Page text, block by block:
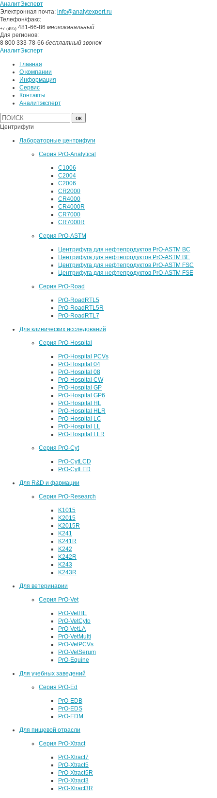
АналитЭксперт
Электронная почта: info@analytexpert.ru
Телефон/факс:
+7 (495) 481-66-86 многоканальный
Для регионов:
8 800 333-78-66 бесплатный звонок
АналитЭксперт
Главная
О компании
Информация
Сервис
Контакты
Аналитэксперт
Центрифуги
Лабораторные центрифуги
Серия PrO-Analytical
C1006
C2004
C2006
CR2000
CR4000
CR4000R
CR7000
CR7000R
Серия PrO-ASTM
Центрифуга для нефтепродуктов PrO-ASTM BC
Центрифуга для нефтепродуктов PrO-ASTM BE
Центрифуга для нефтепродуктов PrO-ASTM FSC
Центрифуга для нефтепродуктов PrO-ASTM FSE
Серия PrO-Road
PrO-RoadRTL5
PrO-RoadRTL5R
PrO-RoadRTL7
Для клинических исследований
Серия PrO-Hospital
PrO-Hospital PCVs
PrO-Hospital 04
PrO-Hospital 08
PrO-Hospital CW
PrO-Hospital GP
PrO-Hospital GP6
PrO-Hospital HL
PrO-Hospital HLR
PrO-Hospital LC
PrO-Hospital LL
PrO-Hospital LLR
Серия PrO-Cyt
PrO-CytLCD
PrO-CytLED
Для R&D и фармации
Серия PrO-Research
K1015
K2015
K2015R
K241
K241R
K242
K242R
K243
K243R
Для ветеринарии
Серия PrO-Vet
PrO-VetHE
PrO-VetCyto
PrO-VetLA
PrO-VetMulti
PrO-VetPCVs
PrO-VetSerum
PrO-Equine
Для учебных заведений
Серия PrO-Ed
PrO-EDB
PrO-EDS
PrO-EDM
Для пищевой отрасли
Серия PrO-Xtract
PrO-Xtract7
PrO-Xtract5
PrO-Xtract5R
PrO-Xtract3
PrO-Xtract3R